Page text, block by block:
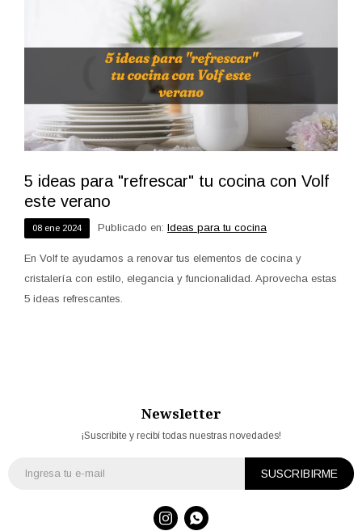
5 ideas para "refrescar" tu cocina con Volf
este verano
08 ene 2024 Publicado en: Ideas para tu cocina
En Volf te ayudamos a renovar tus elementos de cocina y
cristalería con estilo, elegancia y funcionalidad. Aprovecha estas
5 ideas refrescantes.
Newsletter
¡Suscribite y recibí todas nuestras novedades!
SUSCRIBIRME
 